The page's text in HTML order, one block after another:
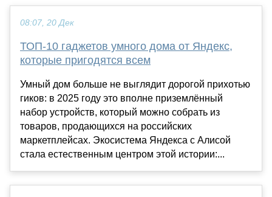
08:07, 20 Дек
ТОП-10 гаджетов умного дома от Яндекс,
которые пригодятся всем
Умный дом больше не выглядит дорогой прихотью
гиков: в 2025 году это вполне приземлённый
набор устройств, который можно собрать из
товаров, продающихся на российских
маркетплейсах. Экосистема Яндекса с Алисой
стала естественным центром этой истории:...